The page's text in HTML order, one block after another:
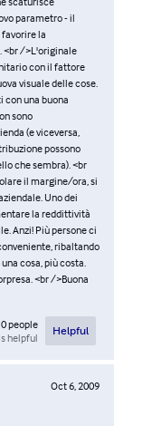
parametro - il
la
<br />L'originale
con il fattore
visuale delle cose.
una buona
sono
(e viceversa,
possono
che sembra). <br
il margine/ora, si
Uno dei
la reddittività
Anzi! Più persone ci
ribaltando
cosa, più costa.
<br />Buona
0people
helpful
Helpful
Oct 6, 2009